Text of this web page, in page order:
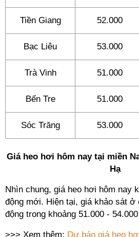
Tiền Giang 52.000
Bạc Liêu 53.000
Trà Vinh 51.000
Bến Tre 51.000
Sóc Trăng 53.000
Giá heo hơi hôm nay tại miền
Hạ
Nhìn chung, giá heo hơi hôm nay
động mới. Hiện tại, giá khảo sát ở
động trong khoảng 51.000 -
>>> Xem thêm: Dự báo giá heo